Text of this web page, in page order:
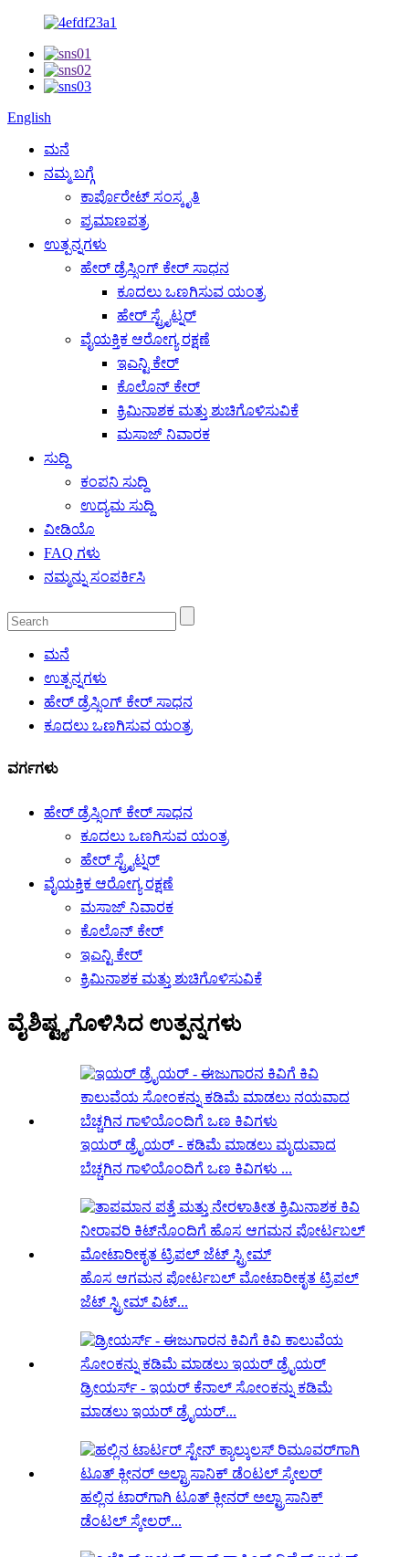
English
ಮನೆ
ನಮ್ಮ ಬಗ್ಗೆ
ಕಾರ್ಪೊರೇಟ್ ಸಂಸ್ಕೃತಿ
ಪ್ರಮಾಣಪತ್ರ
ಉತ್ಪನ್ನಗಳು
ಹೇರ್ ಡ್ರೆಸ್ಸಿಂಗ್ ಕೇರ್ ಸಾಧನ
ಕೂದಲು ಒಣಗಿಸುವ ಯಂತ್ರ
ಹೇರ್ ಸ್ಟ್ರೈಟ್ನರ್
ವೈಯಕ್ತಿಕ ಆರೋಗ್ಯ ರಕ್ಷಣೆ
ಇಎನ್ಟಿ ಕೇರ್
ಕೊಲೊನ್ ಕೇರ್
ಕ್ರಿಮಿನಾಶಕ ಮತ್ತು ಶುಚಿಗೊಳಿಸುವಿಕೆ
ಮಸಾಜ್ ನಿವಾರಕ
ಸುದ್ದಿ
ಕಂಪನಿ ಸುದ್ದಿ
ಉದ್ಯಮ ಸುದ್ದಿ
ವೀಡಿಯೊ
FAQ ಗಳು
ನಮ್ಮನ್ನು ಸಂಪರ್ಕಿಸಿ
ಮನೆ
ಉತ್ಪನ್ನಗಳು
ಹೇರ್ ಡ್ರೆಸ್ಸಿಂಗ್ ಕೇರ್ ಸಾಧನ
ಕೂದಲು ಒಣಗಿಸುವ ಯಂತ್ರ
ವರ್ಗಗಳು
ಹೇರ್ ಡ್ರೆಸ್ಸಿಂಗ್ ಕೇರ್ ಸಾಧನ
ಕೂದಲು ಒಣಗಿಸುವ ಯಂತ್ರ
ಹೇರ್ ಸ್ಟ್ರೈಟ್ನರ್
ವೈಯಕ್ತಿಕ ಆರೋಗ್ಯ ರಕ್ಷಣೆ
ಮಸಾಜ್ ನಿವಾರಕ
ಕೊಲೊನ್ ಕೇರ್
ಇಎನ್ಟಿ ಕೇರ್
ಕ್ರಿಮಿನಾಶಕ ಮತ್ತು ಶುಚಿಗೊಳಿಸುವಿಕೆ
ವೈಶಿಷ್ಟ್ಯಗೊಳಿಸಿದ ಉತ್ಪನ್ನಗಳು
ಇಯರ್ ಡ್ರೈಯರ್ - ಕಡಿಮೆ ಮಾಡಲು ಮೃದುವಾದ
ಬೆಚ್ಚಗಿನ ಗಾಳಿಯೊಂದಿಗೆ ಒಣ ಕಿವಿಗಳು ...
ಹೊಸ ಆಗಮನ ಪೋರ್ಟಬಲ್ ಮೋಟಾರೀಕೃತ ಟ್ರಿಪಲ್
ಜೆಟ್ ಸ್ಟ್ರೀಮ್ ವಿಟ್...
ಡ್ರೀಯರ್ಸ್ - ಇಯರ್ ಕೆನಾಲ್ ಸೋಂಕನ್ನು ಕಡಿಮೆ
ಮಾಡಲು ಇಯರ್ ಡ್ರೈಯರ್...
ಹಲ್ಲಿನ ಟಾರ್‌ಗಾಗಿ ಟೂತ್ ಕ್ಲೀನರ್ ಅಲ್ಟ್ರಾಸಾನಿಕ್
ಡೆಂಟಲ್ ಸ್ಕೇಲರ್...